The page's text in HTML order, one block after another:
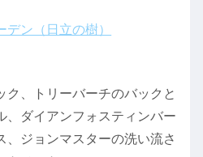
デン（日立の樹）
ク、トリーバーチのバックと
、ダイアンフォスティンバー
、ジョンマスターの洗い流さ